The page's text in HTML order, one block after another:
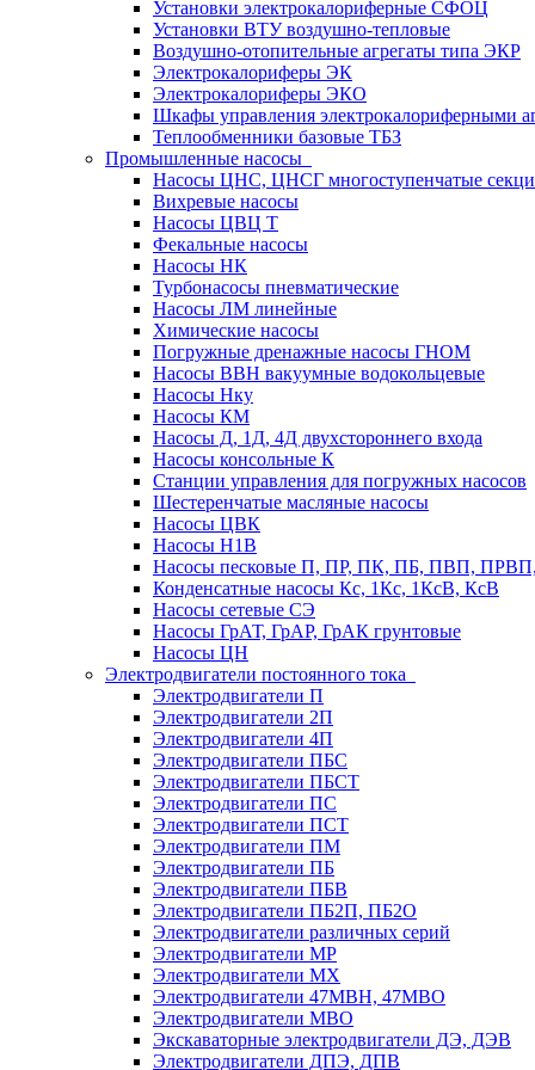
Установки электрокалориферные СФОЦ
Установки ВТУ воздушно-тепловые
Воздушно-отопительные агрегаты типа ЭКР
Электрокалориферы ЭК
Электрокалориферы ЭКО
Шкафы управления электрокалориферными
Теплообменники базовые ТБЗ
Промышленные насосы
Насосы ЦНС, ЦНСГ многоступенчатые
Вихревые насосы
Насосы ЦВЦ Т
Фекальные насосы
Насосы НК
Турбонасосы пневматические
Насосы ЛМ линейные
Химические насосы
Погружные дренажные насосы ГНОМ
Насосы ВВН вакуумные водокольцевые
Насосы Нку
Насосы КМ
Насосы Д, 1Д, 4Д двухстороннего входа
Насосы консольные К
Станции управления для погружных насосов
Шестеренчатые масляные насосы
Насосы ЦВК
Насосы Н1В
Насосы песковые П, ПР, ПК, ПБ, ПВП,
Конденсатные насосы Кс, 1Кс, 1КсВ, КсВ
Насосы сетевые СЭ
Насосы ГрАТ, ГрАР, ГрАК грунтовые
Насосы ЦН
Электродвигатели постоянного тока
Электродвигатели П
Электродвигатели 2П
Электродвигатели 4П
Электродвигатели ПБС
Электродвигатели ПБСТ
Электродвигатели ПС
Электродвигатели ПСТ
Электродвигатели ПМ
Электродвигатели ПБ
Электродвигатели ПБВ
Электродвигатели ПБ2П, ПБ2О
Электродвигатели различных серий
Электродвигатели МР
Электродвигатели MX
Электродвигатели 47MBH, 47МВО
Электродвигатели MBO
Экскаваторные электродвигатели ДЭ, ДЭВ
Электродвигатели ДПЭ, ДПВ